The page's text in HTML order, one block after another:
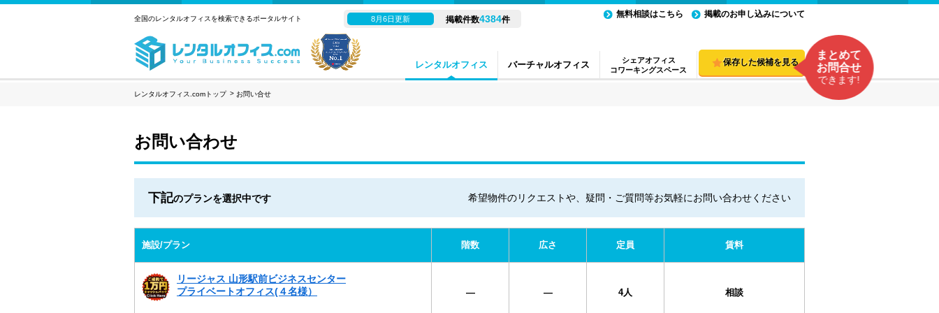
レンタルオフィス バーチャルオフィス
シェアオフィス
コワーキングスペース
全国のレンタルオフィスを検索できるポータルサイト 8月6日更新 掲載件数4384件
無料相談はこちら 掲載のお申し込みについて
保存した候補を見る
まとめて
お問合せ
できます!
レンタルオフィス.comトップ お問い合せ
お問い合わせ
下記のプランを選択中です 希望物件のリクエストや、疑問・ご質問等お気軽にお問い合わせください
施設/プラン 階数 広さ 定員 賃料
リージャス 山形駅前ビジネスセンター
プライベートオフィス(４名様）
― ― 4人 相談